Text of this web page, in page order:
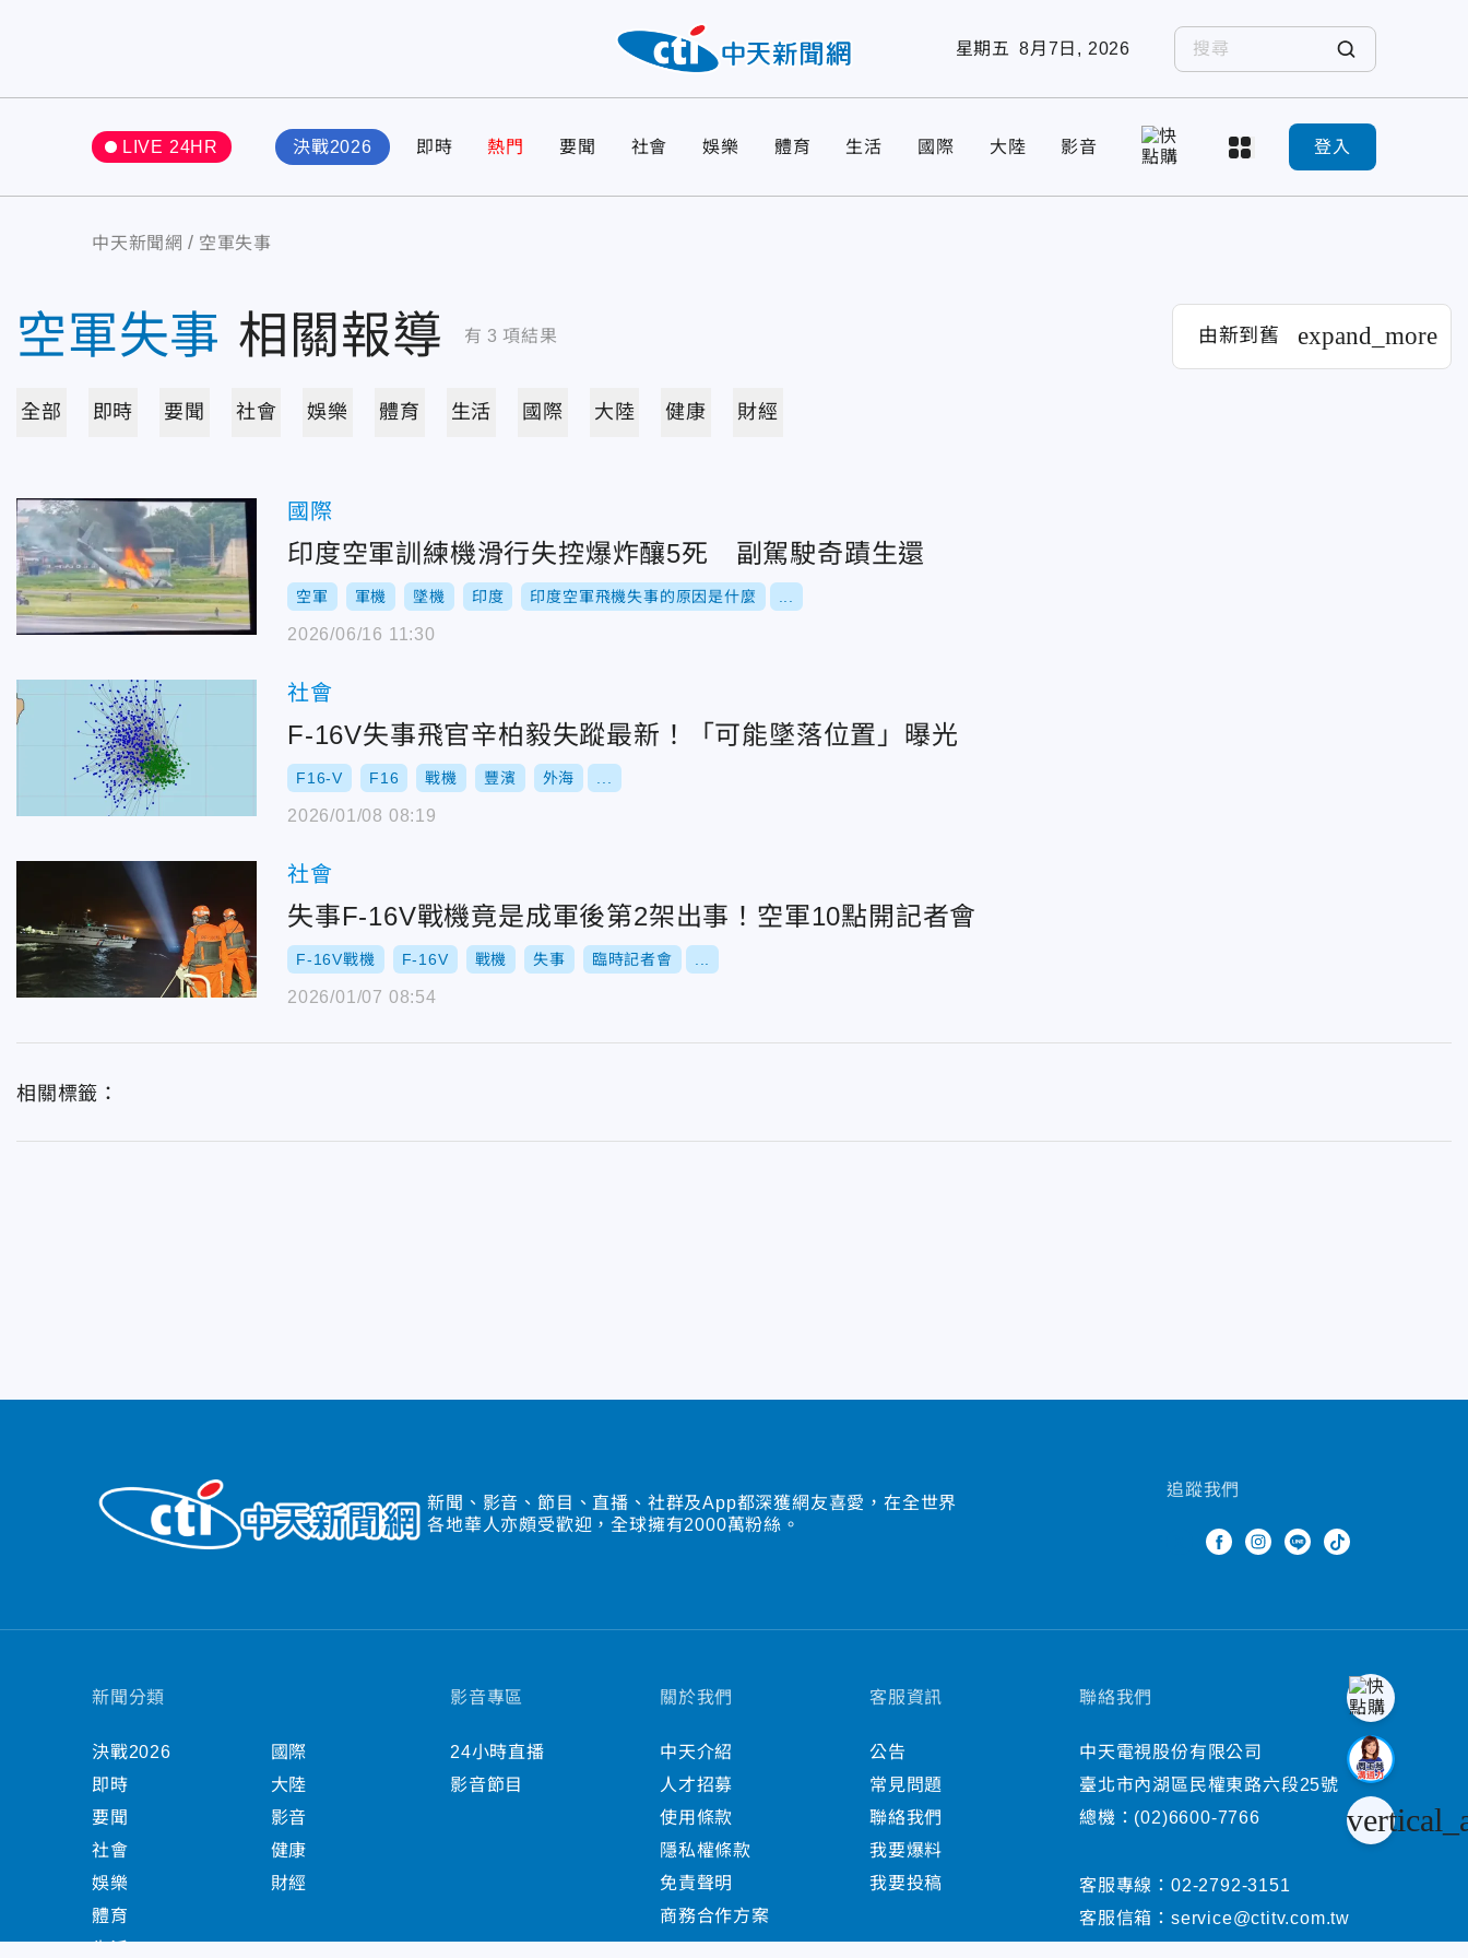
星期五 8月7日, 2026
LIVE 24HR 決戰2026 即時 熱門 要聞 社會 娛樂 體育 生活 國際 大陸 影音 登入
中天新聞網 空軍失事
空軍失事 相關報導 有 3 項結果 由新到舊 expand_more
全部 即時 要聞 社會 娛樂 體育 生活 國際 大陸 健康 財經
國際
印度空軍訓練機滑行失控爆炸釀5死 副駕駛奇蹟生還
空軍 軍機 墜機 印度 印度空軍飛機失事的原因是什麼
2026/06/16 11:30
社會
F-16V失事飛官辛柏毅失蹤最新！「可能墜落位置」曝光
F16-V F16 戰機 豐濱 外海
2026/01/08 08:19
社會
失事F-16V戰機竟是成軍後第2架出事！空軍10點開記者會
F-16V戰機 F-16V 戰機 失事 臨時記者會
2026/01/07 08:54
相關標籤：
新聞、影音、節目、直播、社群及App都深獲網友喜愛，在全世界
各地華人亦頗受歡迎，全球擁有2000萬粉絲。
追蹤我們
新聞分類
決戰2026
即時
要聞
社會
娛樂
體育
國際
大陸
影音
健康
財經
影音專區
24小時直播
影音節目
關於我們
中天介紹
人才招募
使用條款
隱私權條款
免責聲明
商務合作方案
客服資訊
公告
常見問題
聯絡我們
我要爆料
我要投稿
聯絡我們
中天電視股份有限公司
臺北市內湖區民權東路六段25號
總機： (02)6600-7766
客服專線： 02-2792-3151
客服信箱： service@ctitv.com.tw